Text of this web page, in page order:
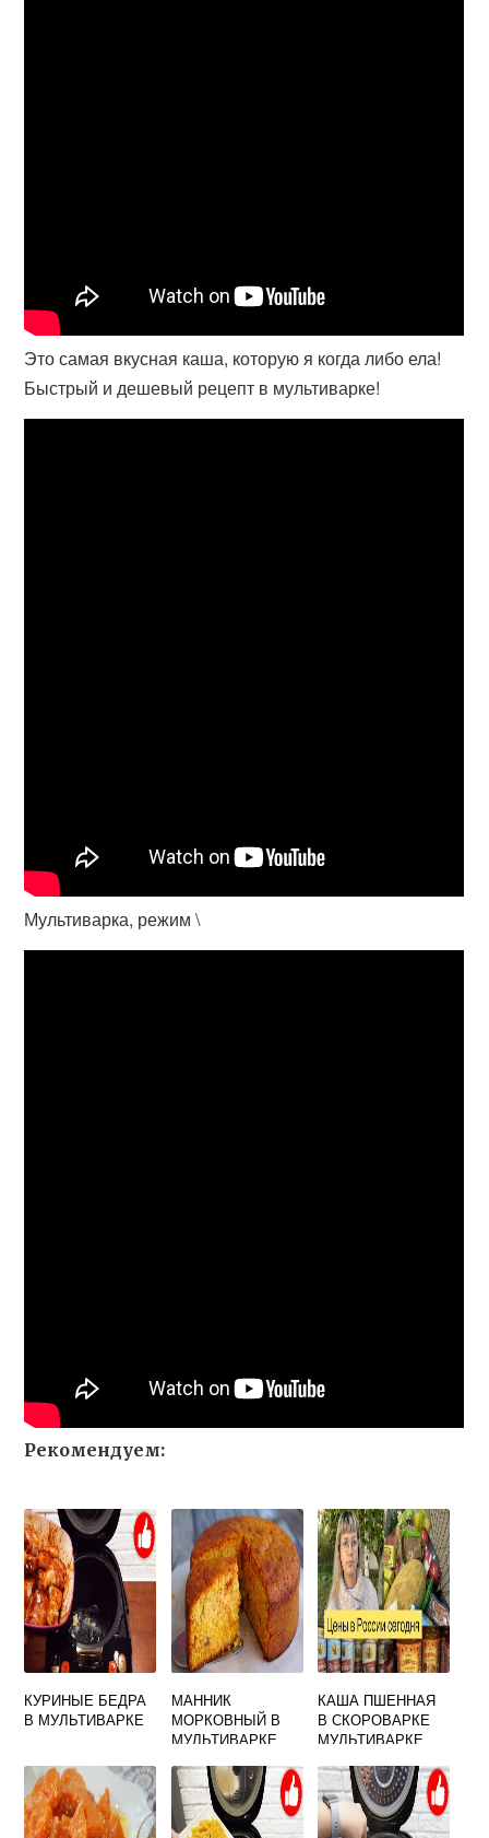
Это самая вкусная каша, которую я когда либо ела!
Быстрый и дешевый рецепт в мультиварке!
Мультиварка, режим \
Рекомендуем:
КУРИНЫЕ БЕДРА
В МУЛЬТИВАРКЕ
МАННИК
МОРКОВНЫЙ В
МУЛЬТИВАРКЕ
КАША ПШЕННАЯ
В СКОРОВАРКЕ
МУЛЬТИВАРКЕ